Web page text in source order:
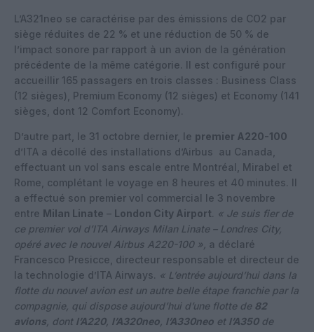
L’A321neo se caractérise par des émissions de CO2 par
siège réduites de 22 % et une réduction de 50 % de
l’impact sonore par rapport à un avion de la génération
précédente de la même catégorie. Il est configuré pour
accueillir 165 passagers en trois classes : Business Class
(12 sièges), Premium Economy (12 sièges) et Economy (141
sièges, dont 12 Comfort Economy).
D’autre part, le 31 octobre dernier, le premier A220-100
d’ITA a décollé des installations d’Airbus au Canada,
effectuant un vol sans escale entre Montréal, Mirabel et
Rome, complétant le voyage en 8 heures et 40 minutes. Il
a effectué son premier vol commercial le 3 novembre
entre Milan Linate – London City Airport. « Je suis fier de
ce premier vol d’ITA Airways Milan Linate – Londres City,
opéré avec le nouvel Airbus A220-100 », a déclaré
Francesco Presicce, directeur responsable et directeur de
la technologie d’ITA Airways. « L’entrée aujourd’hui dans la
flotte du nouvel avion est un autre belle étape franchie par la
compagnie, qui dispose aujourd’hui d’une flotte de 82
avions , dont l’A220, l’A320neo l’A330neo et l’A350de